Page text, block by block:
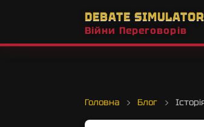
DEBATE SIMULATOR
Війни Переговорів
Головна › Блог ›